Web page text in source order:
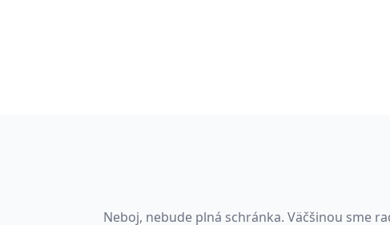
Neboj, nebude plná schránka. Väčšinou sme